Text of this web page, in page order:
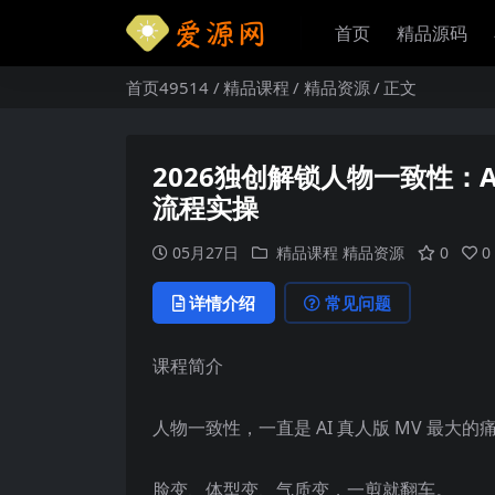
首页 精品源码
首页49514 精品课程 精品资源 正文
2026独创解锁人物一致性
流程实操
05月27日 精品课程 精品资源 0 0
详情介绍 常见问题
课程简介
人物一致性，一直是 AI 真人版 MV 最大的
脸变、体型变、气质变，一剪就翻车。